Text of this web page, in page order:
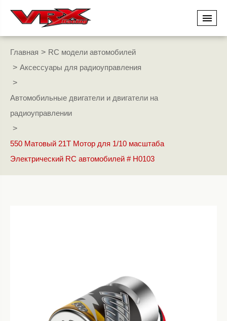
Главная
RC модели автомобилей
Аксессуары для радиоуправления
Автомобильные двигатели и двигатели на
радиоуправлении
550 Матовый 21T Мотор для 1/10 масштаба
Электрический RC автомобилей # H0103